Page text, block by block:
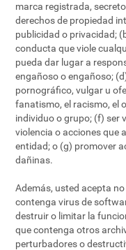
marca registrada,
derechos de propiedad
publicidad o privacidad;
conducta que viole
pueda dar lugar a
engañoso o engañoso;
pornográfico, vulgar u
fanatismo, el racismo, el
individuo o grupo; (f) ser
violencia o acciones que
entidad; o (g) promover
dañinas.
Además, usted acepta
contenga virus de
destruir o limitar la
que contenga otros
perturbadores o